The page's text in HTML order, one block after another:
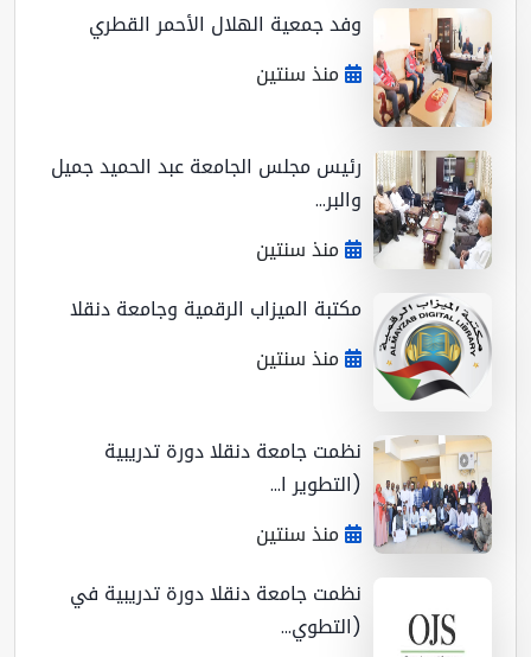
وفد جمعية الهلال الأحمر القطري
منذ سنتين
رئيس مجلس الجامعة عبد الحميد جميل
والبر...
منذ سنتين
مكتبة الميزاب الرقمية وجامعة دنقلا
منذ سنتين
نظمت جامعة دنقلا دورة تدريبية
(التطوير ا...
منذ سنتين
نظمت جامعة دنقلا دورة تدريبية في
(التطوي...